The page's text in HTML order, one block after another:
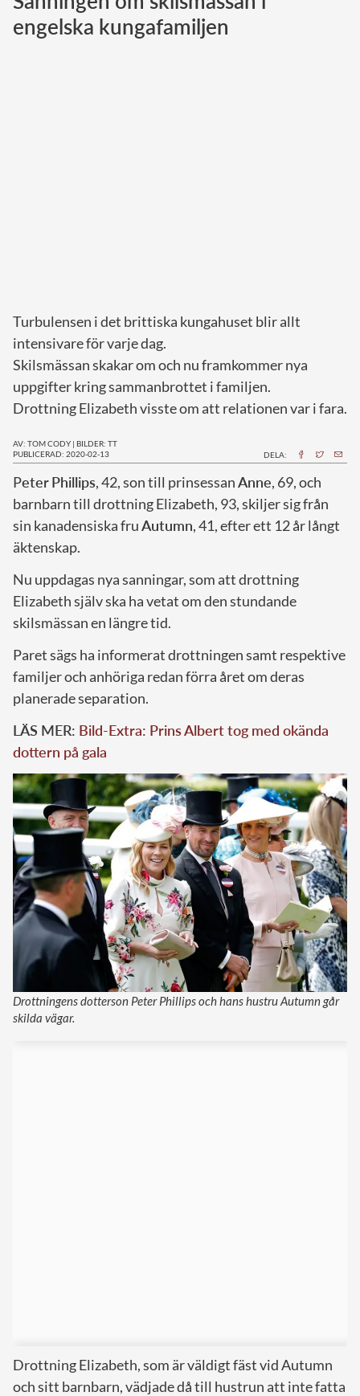
Norska kungahuset
engelska kungafamiljen
Turbulensen i det brittiska kungahuset blir allt
intensivare för varje dag.
Skilsmässan skakar om och nu framkommer nya
uppgifter kring sammanbrottet i familjen.
Drottning Elizabeth visste om att relationen var i fara.
AV: TOM CODY | BILDER: TT
PUBLICERAD: 2020-02-13
DELA:
PeterPhillips, 42, son till prinsessanAnne, 69, och
barnbarn till drottning Elizabeth, 93, skiljer sig från
sin kanadensiska fruAutumn, 41, efter ett 12 år långt
äktenskap.
Nu uppdagas nya sanningar, som att drottning
Elizabeth själv ska ha vetat om den stundande
skilsmässan en längre tid.
Paret sägs ha informerat drottningen samt respektive
familjer och anhöriga redan förra året om deras
planerade separation.
LÄS MER: Bild-Extra: Prins Albert tog med okända
dottern på gala
Drottningens dotterson Peter Phillips och hans hustru Autumn går
skilda vägar.
Drottning Elizabeth, som är väldigt fäst vid Autumn
och sitt barnbarn, vädjade då till hustrun att inte fatta